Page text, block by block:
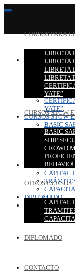
CURSOS PARA
LIBRETA
LIBRETA
LIBRETA
LIBRETA
YATE”
CURSOS STCW
BASIC
SHIP
CROWD
OTROS CURSOS
CAPITAL
DIPLOMADO
CONTACTO
CURSOS PARA
LIBRETA
LIBRETA
LIBRETA
LIBRETA
YATE”
CURSOS STCW
BASIC
SHIP
CROWD
OTROS CURSOS
CAPITAL
DIPLOMADO
CONTACTO